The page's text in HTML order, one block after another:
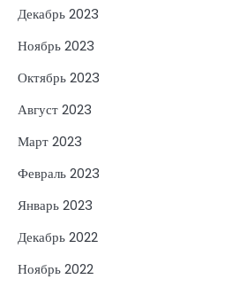
Декабрь 2023
Ноябрь 2023
Октябрь 2023
Август 2023
Март 2023
Февраль 2023
Январь 2023
Декабрь 2022
Ноябрь 2022